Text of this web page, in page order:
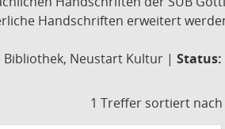
Handschriften erweitert
Neustart Kultur | Status:
1 Treffer sortiert nach